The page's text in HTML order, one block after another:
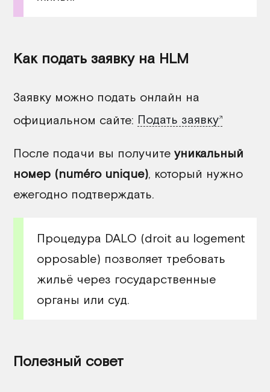
Как подать заявку на HLM
Заявку можно подать онлайн на
официальном сайте: Подать заявку
После подачи вы получите уникальный
номер (numéro unique), который нужно
ежегодно подтверждать.
Процедура DALO (droit au logement
opposable) позволяет требовать
жильё через государственные
органы или суд.
Полезный совет